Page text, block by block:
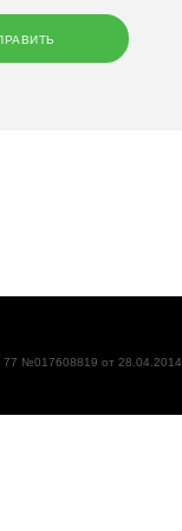
№017608819 от 28.04.2014